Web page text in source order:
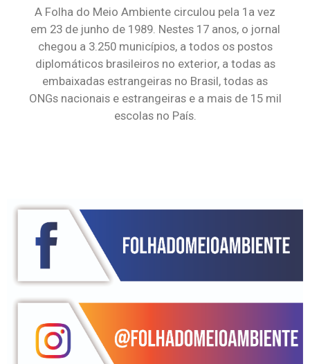
A Folha do Meio Ambiente circulou pela 1a vez
em 23 de junho de 1989. Nestes 17 anos, o jornal
chegou a 3.250 municípios, a todos os postos
diplomáticos brasileiros no exterior, a todas as
embaixadas estrangeiras no Brasil, todas as
ONGs nacionais e estrangeiras e a mais de 15 mil
escolas no País.